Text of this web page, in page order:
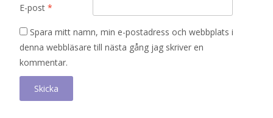
E-post *
Spara mitt namn, min e-postadress och webbplats i
denna webbläsare till nästa gång jag skriver en
kommentar.